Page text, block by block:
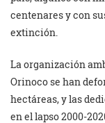
centenares y con
extinción.
La organización
Orinoco se han
hectáreas, y las
en el lapso 2000-